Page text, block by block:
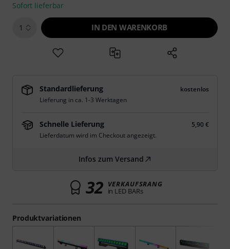
Produktvariationen
Sofort lieferbar
1 IN DEN WARENKORB
Standardlieferung
kostenlos
Lieferung in ca. 1-3 Werktagen
Schnelle Lieferung
5,90 €
Lieferdatum wird im Checkout angezeigt.
Infos zum Versand
32 VERKAUFSRANG
in LED BARs